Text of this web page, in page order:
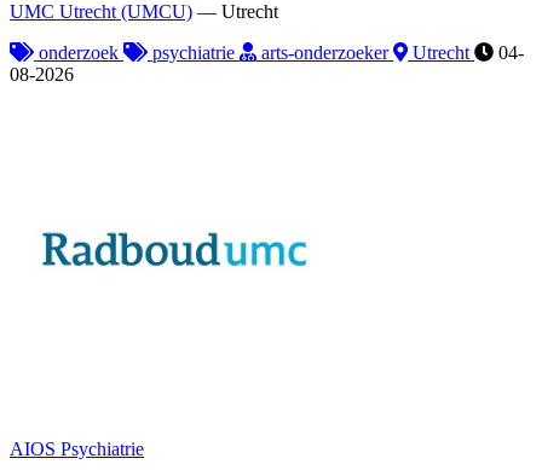
UMC Utrecht (UMCU) — Utrecht
onderzoek
psychiatrie arts-onderzoeker Utrecht
04-
08-2026
AIOS Psychiatrie